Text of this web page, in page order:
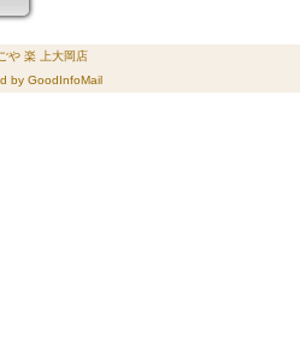
や 楽 上大岡店
by GoodInfoMail